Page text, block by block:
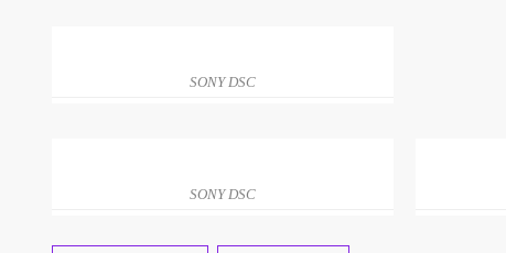
SONY DSC
SONY DSC